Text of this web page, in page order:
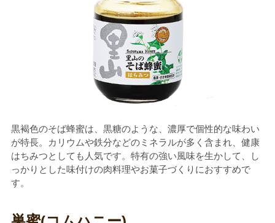
黒褐色のそば蜂蜜は、黒糖のような、濃厚で個性的な味わい
が特長。カリウムや鉄分などのミネラルが多く含まれ、健康
はちみつとしても人気です。特有の強い風味を生かして、し
っかりとした味付けの肉料理やお菓子づくりにおすすめで
す。